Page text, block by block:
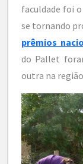
faculdade foi
se tornando
prêmios
do Pallet
outra na